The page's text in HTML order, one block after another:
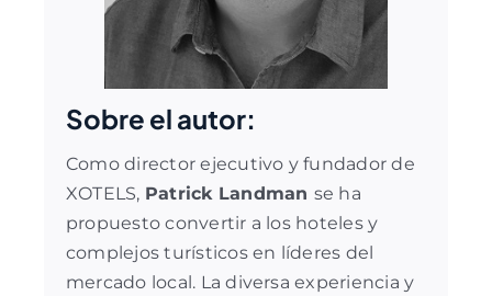
Sobre el autor:
Como director ejecutivo y fundador de
XOTELS, Patrick Landman se ha
propuesto convertir a los hoteles y
complejos turísticos en líderes del
mercado local. La diversa experiencia y